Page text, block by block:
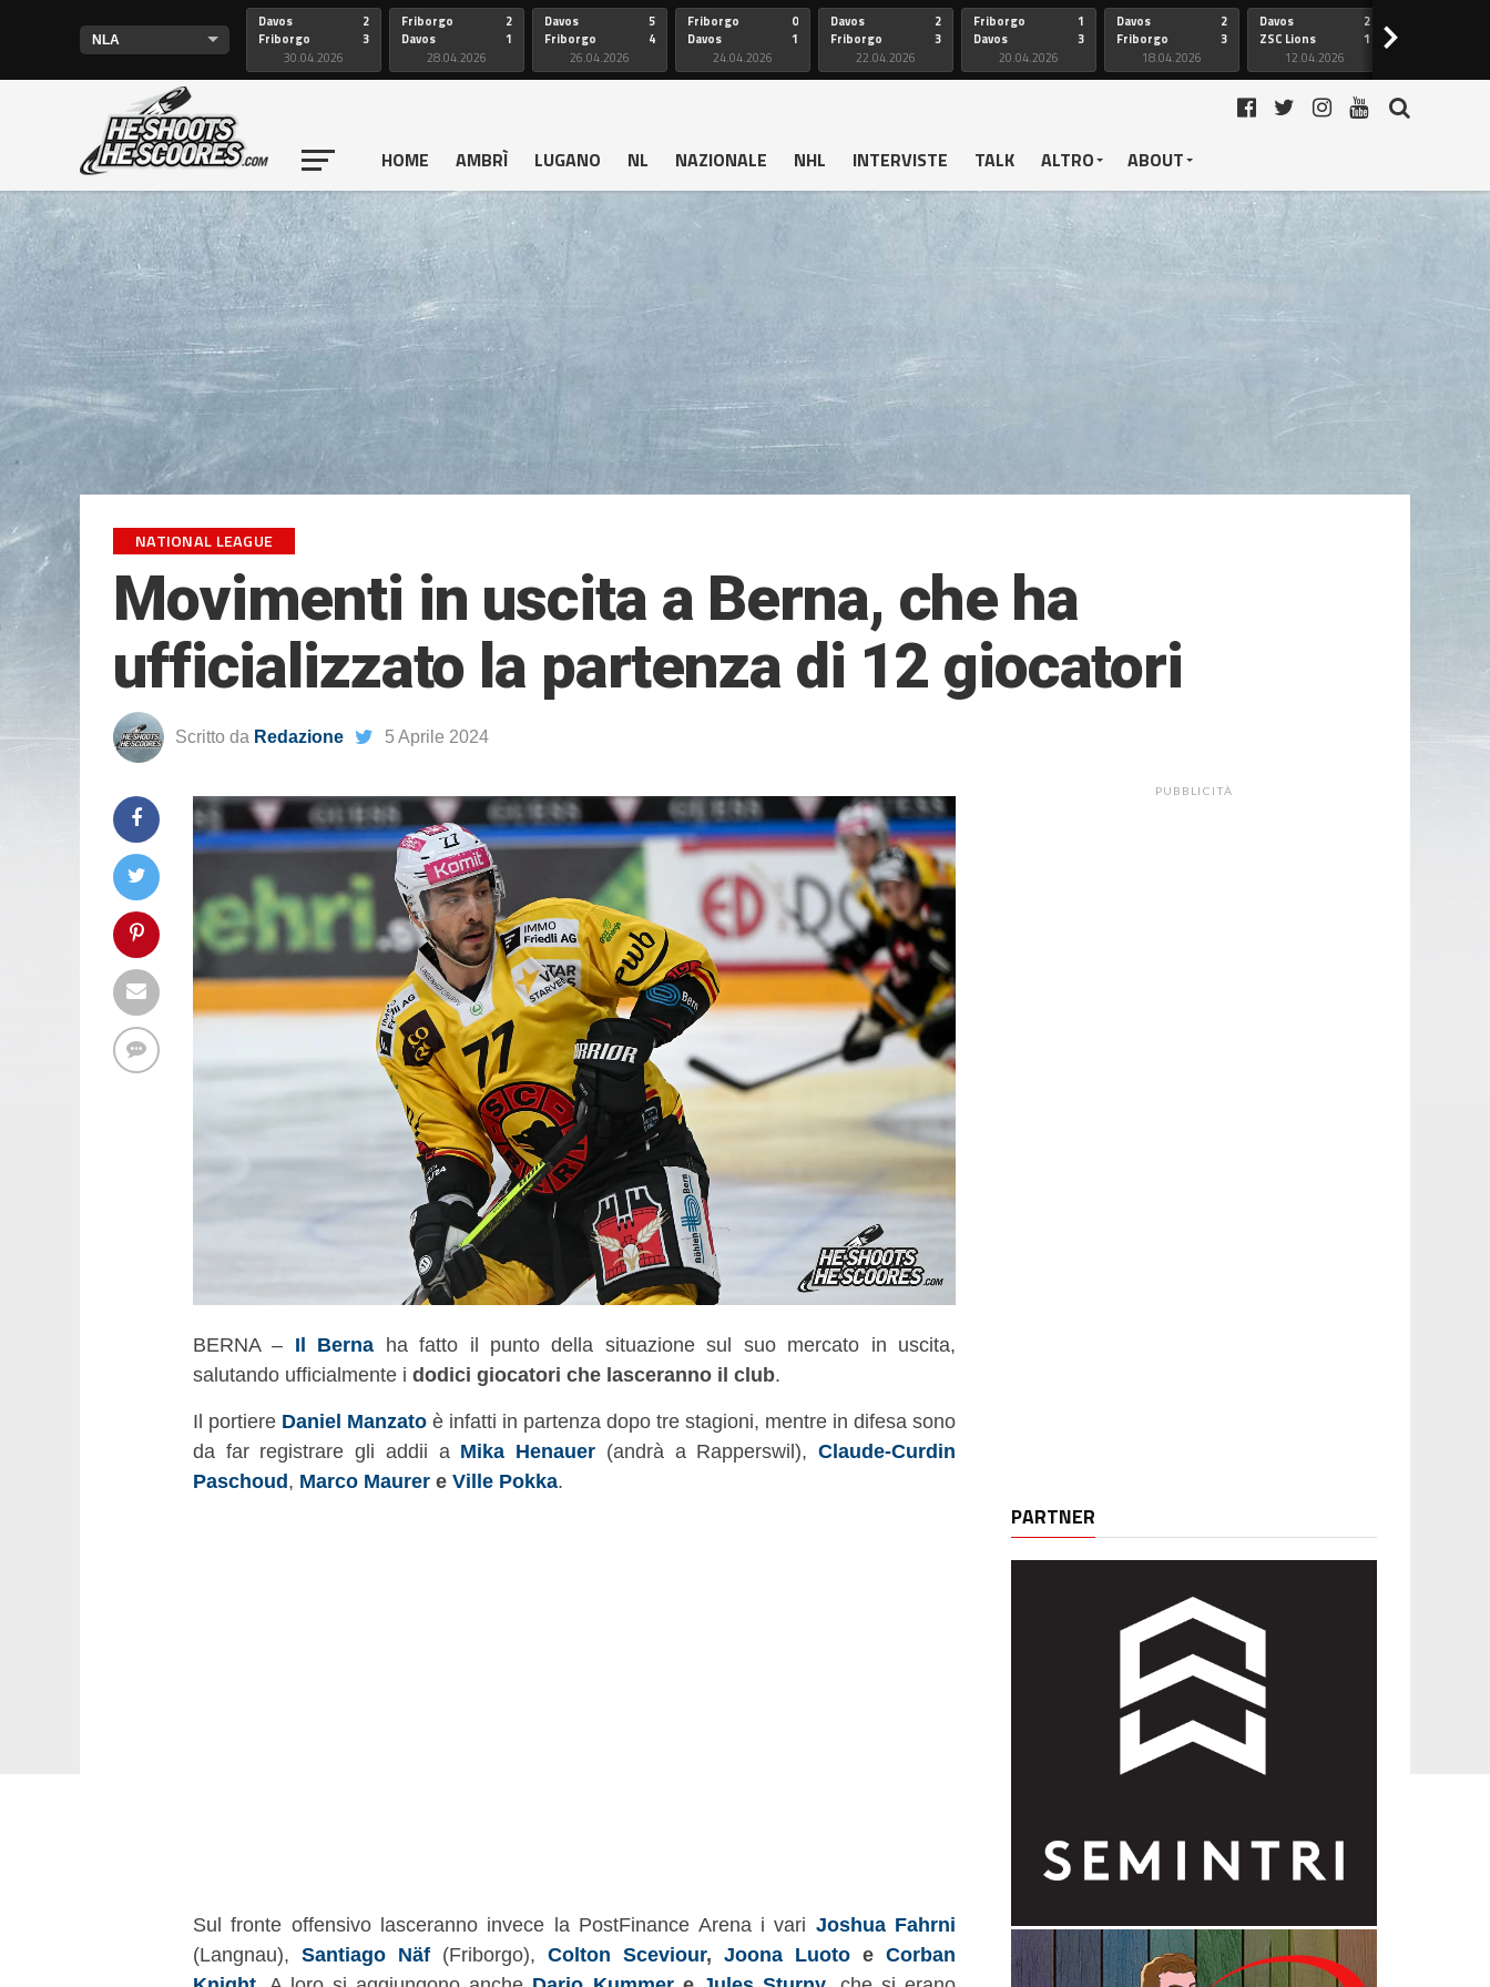
Davos
Friborgo
2
3
30.04.2026
Friborgo
Davos
2
1
28.04.2026
Davos
Friborgo
5
4
26.04.2026
Friborgo
Davos
0
1
24.04.2026
Davos
Friborgo
2
3
22.04.2026
Friborgo
Davos
1
3
20.04.2026
Davos
Friborgo
2
3
18.04.2026
Davos
ZSC Lions
2
1
12.04.2026
>
HOME AMBRÌ LUGANO NL NAZIONALE NHL INTERVISTE TALK ALTRO ABOUT
NATIONAL LEAGUE
Movimenti in uscita a Berna, che ha
ufficializzato la partenza di 12 giocatori
Scritto da Redazione 5 Aprile 2024
BERNA – Il Berna ha fatto il punto della situazione sul suo mercato in uscita,
salutando ufficialmente i dodici giocatori che lasceranno il club.
Il portiere Daniel Manzato è infatti in partenza dopo tre stagioni, mentre in difesa sono
da far registrare gli addii a Mika Henauer (andrà a Rapperswil),Claude-Curdin
Paschoud, Marco Maurer e Ville Pokka.
Sul fronte offensivo lasceranno invece la PostFinance Arena i vari Joshua Fahrni
(Langnau), Santiago Näf (Friborgo), Colton Sceviour, Joona Luoto e Corban
PUBBLICITÀ
PARTNER